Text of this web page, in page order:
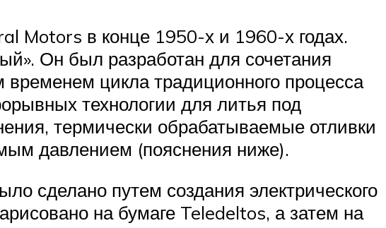
Motors в конце 1950-х и 1960-х годах.
Он был разработан для сочетания
временем цикла традиционного процесса
технологии для литья под
термически обрабатываемые отливки
давлением (пояснения ниже).
сделано путем создания электрического
на бумаге Teledeltos, а затем на